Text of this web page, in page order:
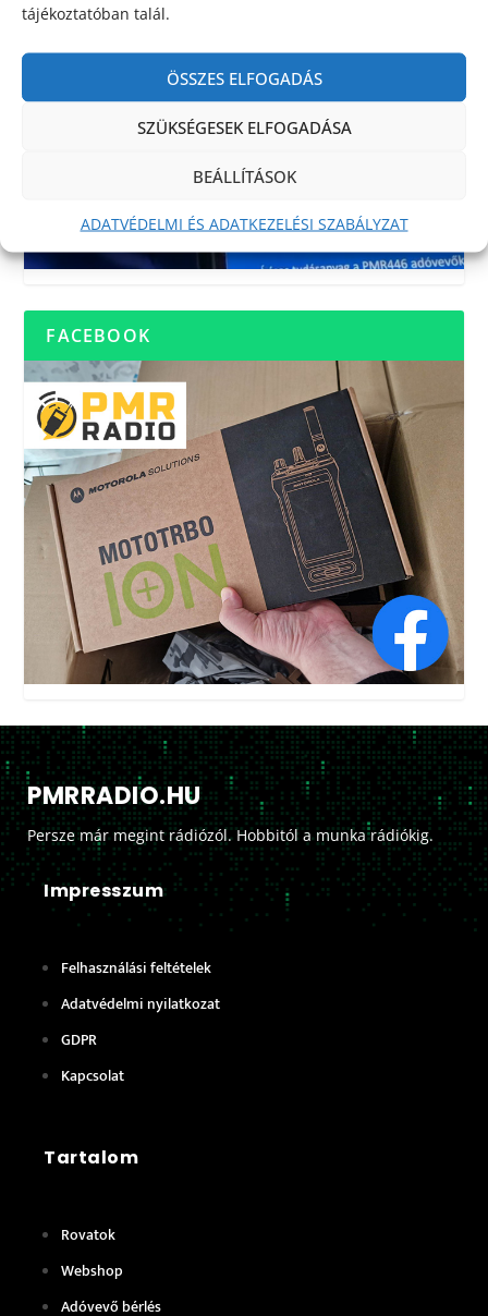
tájékoztatóban talál.
ÖSSZES ELFOGADÁS
SZÜKSÉGESEK ELFOGADÁSA
BEÁLLÍTÁSOK
ADATVÉDELMI ÉS ADATKEZELÉSI SZABÁLYZAT
FACEBOOK
PMRRADIO.HU
Persze már megint rádiózól. Hobbitól a munka rádiókig.
Impresszum
Felhasználási feltételek
Adatvédelmi nyilatkozat
GDPR
Kapcsolat
Tartalom
Rovatok
Webshop
Adóvevő bérlés